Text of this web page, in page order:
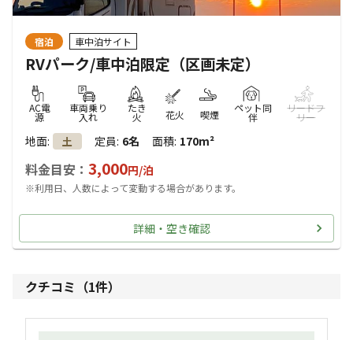
宿泊 車中泊サイト
RVパーク/車中泊限定（区画未定）
AC電
源
車両乗り
入れ
たき
火 花火 喫煙
ペット同
伴
リードフ
リー
地面: 土 定員: 6名 面積: 170m²
料金目安： 3,000円/泊
※利用日、人数によって変動する場合があります。
詳細・空き確認
クチコミ（1件）